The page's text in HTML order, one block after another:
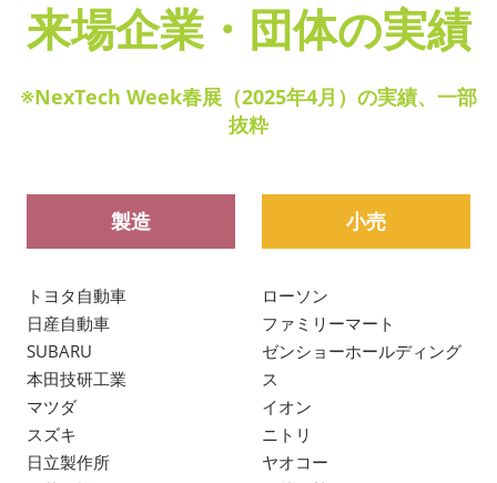
来場企業・団体の実績
※NexTech Week春展（2025年4月）の実績、一部
抜粋
製造
トヨタ自動車
日産自動車
SUBARU
本田技研工業
マツダ
スズキ
日立製作所
小売
ローソン
ファミリーマート
ゼンショーホールディング
ス
イオン
ニトリ
ヤオコー